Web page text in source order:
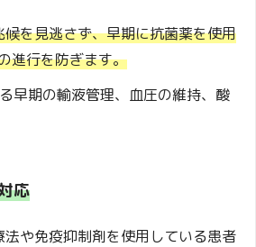
候を見逃さず、早期に抗菌薬を使用
進行を防ぎます。
早期の輸液管理、血圧の維持、酸
応
法や免疫抑制剤を使用している患者